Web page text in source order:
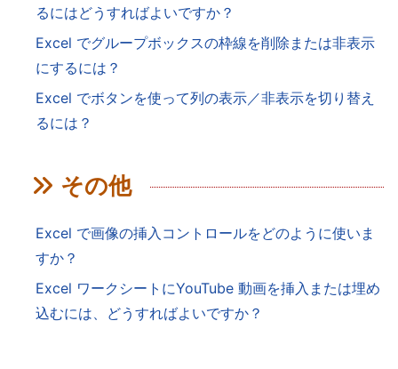
るにはどうすればよいですか？
Excel でグループボックスの枠線を削除または非表示
にするには？
Excel でボタンを使って列の表示／非表示を切り替え
るには？
その他
Excel で画像の挿入コントロールをどのように使いま
すか？
Excel ワークシートにYouTube 動画を挿入または埋め
込むには、どうすればよいですか？